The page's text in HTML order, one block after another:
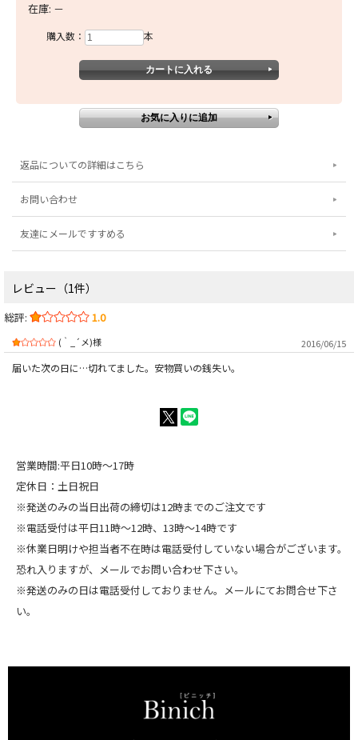
在庫: －
購入数： 本
返品についての詳細はこちら
お問い合わせ
友達にメールですすめる
レビュー（1件）
総評: 1.0
(｀_´メ)様 2016/06/15
届いた次の日に…切れてました。安物買いの銭失い。
営業時間:平日10時～17時
定休日：土日祝日
※発送のみの当日出荷の締切は12時までのご注文です
※電話受付は平日11時～12時、13時～14時です
※休業日明けや担当者不在時は電話受付していない場合がございます。
恐れ入りますが、メールでお問い合わせ下さい。
※発送のみの日は電話受付しておりません。メールにてお問合せ下さ
い。